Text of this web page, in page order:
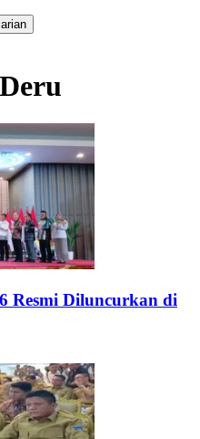
Resmi Diluncurkan di